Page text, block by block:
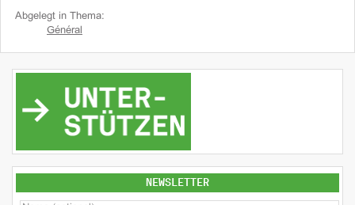
Abgelegt in Thema:
Général
NEWSLETTER